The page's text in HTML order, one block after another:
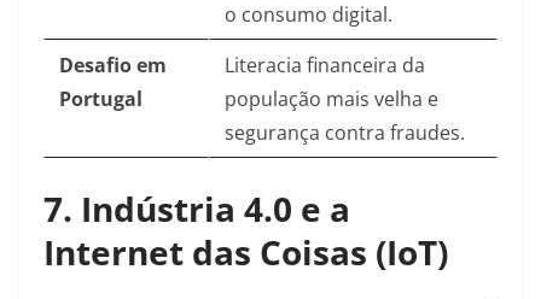
o consumo digital.
Desafio em
Portugal
Literacia financeira da
população mais velha e
segurança contra fraudes.
7. Indústria 4.0 e a
Internet das Coisas (IoT)